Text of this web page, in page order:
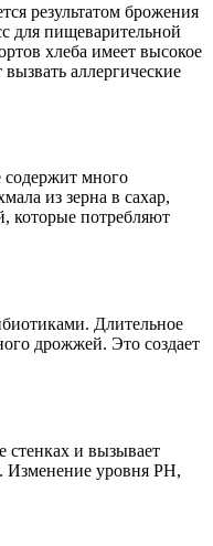
результатом брожения
для пищеварительной
хлеба имеет высокое
аллергические
содержит много
из зерна в сахар,
которые потребляют
Длительное
дрожжей. Это создает
стенках и вызывает
Изменение уровня PH,